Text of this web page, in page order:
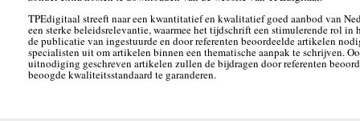
TPEdigitaal streeft naar een kwantitatief en kwalitatief goed aanbod van
een sterke beleidsrelevantie, waarmee het tijdschrift een stimulerende rol in
de publicatie van ingestuurde en door referenten beoordeelde artikelen
specialisten uit om artikelen binnen een thematische aanpak te schrijven.
uitnodiging geschreven artikelen zullen de bijdragen door referenten
beoogde kwaliteitsstandaard te garanderen.